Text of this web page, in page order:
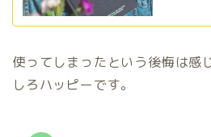
使ってしまったという後悔は感
しろハッピーです。